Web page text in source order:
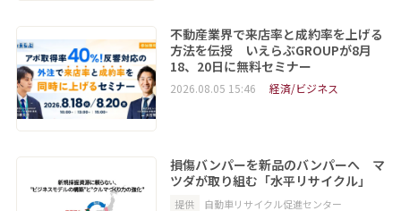
不動産業界で来店率と成約率を上げる
方法を伝授 いえらぶGROUPが8月
18、20日に無料セミナー
2026.08.05 15:46 経済/ビジネス
損傷バンパーを新品のバンパーへ マ
ツダが取り組む「水平リサイクル」
提供 自動車リサイクル促進センター